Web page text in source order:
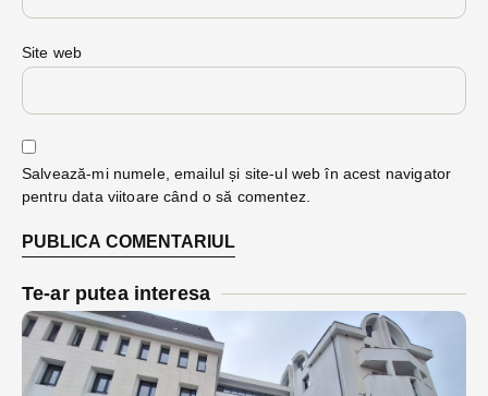
Site web
Salvează-mi numele, emailul și site-ul web în acest navigator
pentru data viitoare când o să comentez.
Te-ar putea interesa